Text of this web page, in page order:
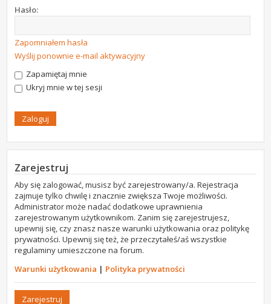
Hasło:
Zapomniałem hasła
Wyślij ponownie e-mail aktywacyjny
Zapamiętaj mnie
Ukryj mnie w tej sesji
Zarejestruj
Aby się zalogować, musisz być zarejestrowany/a. Rejestracja
zajmuje tylko chwilę i znacznie zwiększa Twoje możliwości.
Administrator może nadać dodatkowe uprawnienia
zarejestrowanym użytkownikom. Zanim się zarejestrujesz,
upewnij się, czy znasz nasze warunki użytkowania oraz politykę
prywatności. Upewnij się też, że przeczytałeś/aś wszystkie
regulaminy umieszczone na forum.
Warunki użytkowania | Polityka prywatności
Zarejestruj